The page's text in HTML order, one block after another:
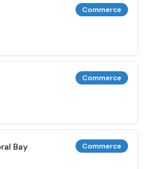
Commerce
Commerce
Bay Commerce